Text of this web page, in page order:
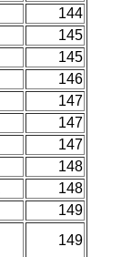
144
145
145
146
147
147
147
148
148
149
149